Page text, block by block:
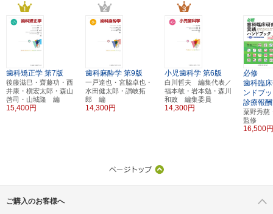
歯科矯正学 第7版
後藤滋巳・齋藤功・西
井康・槇宏太郎・森山
啓司・山城隆 編
15,400円
歯科麻酔学 第9版
一戸達也・宮脇卓也・
水田健太郎・讃岐拓
郎 編
14,300円
小児歯科学 第6版
白川哲夫 編集代表／
福本敏・岩本勉・森川
和政 編集委員
14,300円
必修
歯科臨
ンドブ
診療報
粟野秀
監修
16,500
ご購入のお客様へ